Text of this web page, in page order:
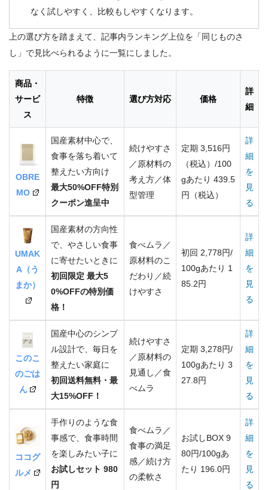
なく試しやすく、比較もしやすくなります。
上の選び方を踏まえて、記事内ランキング上位を「同じものさ
し」で見比べられるように一覧にしました。
商品・
サービ
ス
特徴 選び方対応 価格
詳
細
OBRE
MO
国産素材中心で、
食事を落ち着いて
整えたい方向け
最大50%OFF特別
クーポン進呈中
続けやすさ
／原材料の
考え方／体
型管理
定期 3,516円
（税込）/100
gあたり 439.5
円（税込）
詳
細
を
見
る
UMAK
A（う
まか）
国産素材の方向性
で、やさしい食事
に寄せたいときに
初回限定 最大5
0%OFFの特別価
格！
食べムラ／
原材料のこ
だわり／続
けやすさ
初回 2,778円/
100gあたり 1
85.2円
詳
細
を
見
る
このこ
のごは
ん
国産中心のシンプ
ル設計で、毎日を
整えたい家庭に
初回送料無料・最
大15%OFF！
続けやすさ
／原材料の
見通し／食
べムラ
定期 3,278円/
100gあたり 3
27.8円
詳
細
を
見
る
ココグ
ルメ
手作りのような食
事感で、食事時間
を楽しみたい子に
お試しセット 980
円
食べムラ／
食事の満足
感／続け方
の柔軟さ
お試しBOX 9
80円/100gあ
たり 196.0円
詳
細
を
見
る